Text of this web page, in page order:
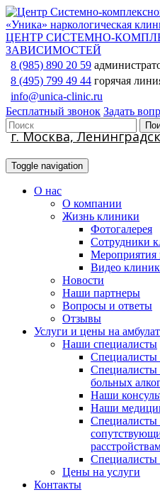
ЦЕНТР СИСТЕМНО-
ЗАВИСИМОСТЕЙ
8 (985) 890 20 59
8 (495) 799 49 44 горячая
info@unica-clinic.ru
Бесплатный звонок Задать
г. Москва,
Toggle navigation
О нас
О компании
Жизнь клиники
Фотогалерея
Сотрудники
Мероприятия
Видео
Новости
Наши партнеры
Вопросы и ответы
Отзывы
Услуги и цены на
Наши специалисты
Специалисты
Специалисты
больных
Наши
Наши
Специалисты
Специалисты
Цены на услуги
Контакты